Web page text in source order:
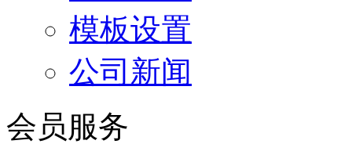
模板设置
公司新闻
会员服务